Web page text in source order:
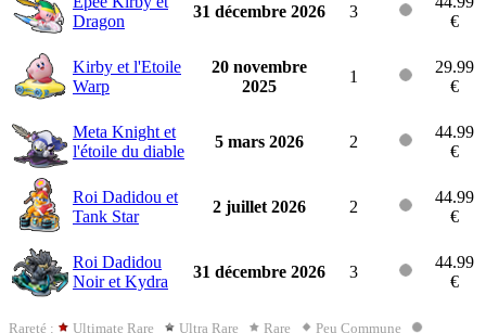
Dragon
31 décembre 2026 3
€
Kirby et l'Etoile
Warp
20 novembre
2025
1
29.99
€
Meta Knight et
l'étoile du diable
5 mars 2026 2
44.99
€
Roi Dadidou et
Tank Star
2 juillet 2026 2
44.99
€
Roi Dadidou
Noir et Kydra
31 décembre 2026 3
44.99
€
Rareté : Ultimate Rare Ultra Rare Rare Peu Commune